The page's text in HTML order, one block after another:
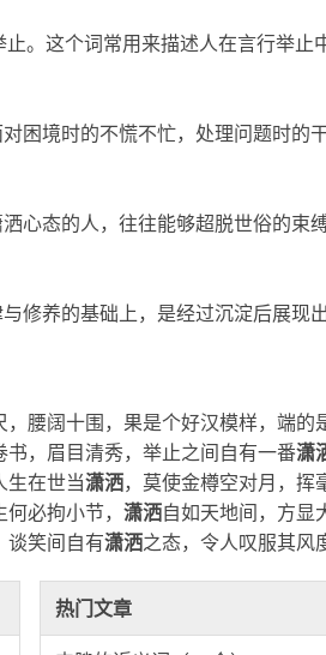
。这个词常用来描述人在言行举止
困境时的不慌不忙，处理问题时的
心态的人，往往能够超脱世俗的束
修养的基础上，是经过沉淀后展现
腰阔十围，果是个好汉模样，端的
，眉目清秀，举止之间自有一番潇
生在世当潇洒，莫使金樽空对月，挥
必拘小节， 潇洒自如天地间，方显
谈笑间自有潇洒之态，令人叹服其风
热门文章